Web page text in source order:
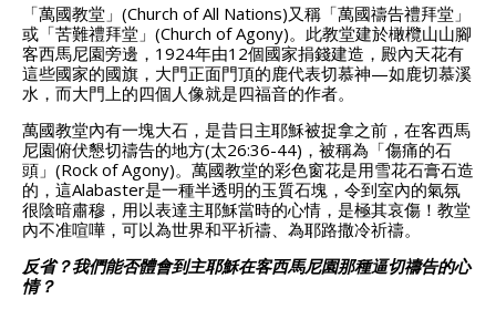
「萬國教堂」(Church of All Nations)又稱「萬國禱告禮拜堂」
或「苦難禮拜堂」(Church of Agony)。 此教堂建於橄欖山山腳
客西馬尼園旁邊，1924年由12個國家捐錢建造，殿內天花有
這些國家的國旗，大門正面門頂的鹿代表切慕神—如鹿切慕溪
水，而大門上的四個人像就是四福音的作者。
萬國教堂內有一塊大石，是昔日主耶穌被捉拿之前，在客西馬
尼園俯伏懇切禱告的地方(太26:36-44)，被稱為「傷痛的石
頭」(Rock of Agony)。 萬國教堂的彩色窗花是用雪花石膏石造
的，這Alabaster是一種半透明的玉質石塊，令到室內的氣氛
很陰暗肅穆，用以表達主耶穌當時的心情，是極其哀傷！ 教堂
內不准喧嘩，可以為世界和平祈禱、為耶路撒冷祈禱。
反省？我們能否體會到主耶穌在客西馬尼園那種逼切禱告的心
情？